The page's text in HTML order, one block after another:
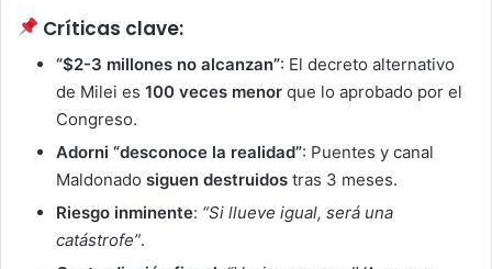
Críticas clave:
“$2-3 millones no alcanzan”: El decreto alternativo
de Milei es 100 veces menor que lo aprobado por el
Congreso.
Adorni “desconoce la realidad”: Puentes y canal
Maldonado siguen destruidos tras 3 meses.
Riesgo inminente: “Si llueve igual, será una
catástrofe”.